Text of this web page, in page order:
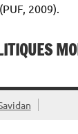
(PUF, 2009).